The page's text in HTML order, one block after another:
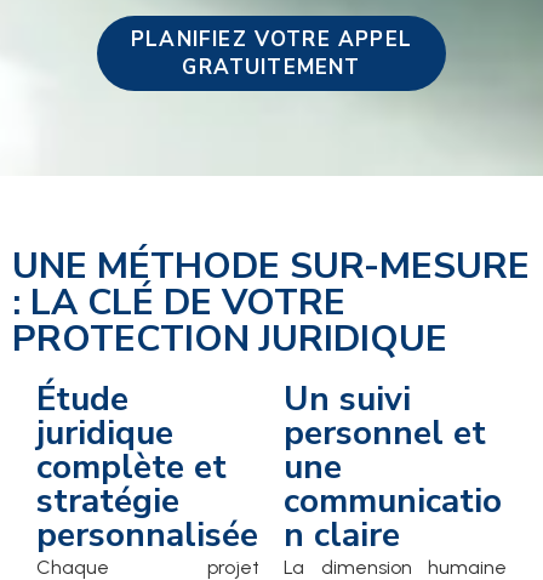
PLANIFIEZ VOTRE APPEL
GRATUITEMENT
UNE MÉTHODE SUR-MESURE
: LA CLÉ DE VOTRE
PROTECTION JURIDIQUE
Étude
juridique
complète et
stratégie
personnalisée
Chaque projet
Un suivi
personnel et
une
communicatio
n claire
La dimension humaine